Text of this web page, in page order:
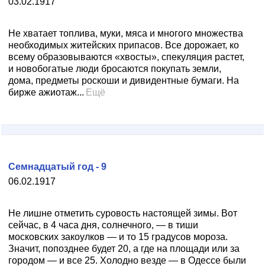
Не хватает топлива, муки, мяса и многого множества
необходимых житейских припасов. Все дорожает, ко
всему образовываются «хвосты», спекуляция растет,
и новобогатые люди бросаются покупать земли,
дома, предметы роскоши и дивидентные бумаги. На
бирже ажиотаж... Ещё
06.02.1917
Семнадцатый год - 9
Не лишне отметить суровость настоящей зимы. Вот
сейчас, в 4 часа дня, солнечного, — в тиши
московских закоулков — и то 15 градусов мороза.
Значит, попозднее будет 20, а где на площади или за
городом — и все 25. Холодно везде — в Одессе были